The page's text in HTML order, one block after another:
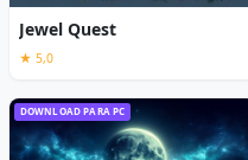
Jewel Quest
★ 5,0
DOWNLOAD PARA PC